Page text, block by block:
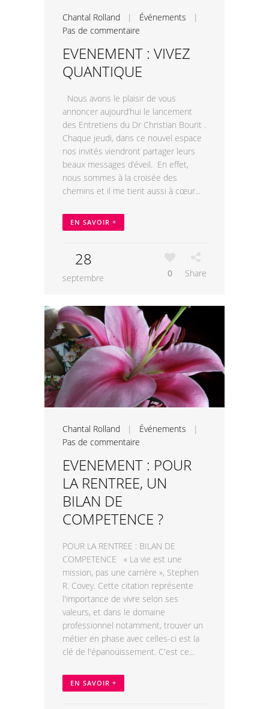
Chantal Rolland | Événements |
Pas de commentaire
EVENEMENT : VIVEZ
QUANTIQUE
Nous avons le plaisir de vous
annoncer aujourd’hui le lancement
des Entretiens du Dr Christian Bourit .
Chaque jeudi, dans ce nouvel espace
nos invités viendront partager leurs
beaux messages d’éveil. En effet,
nous sommes à la croisée des
chemins et il me tient aussi à cœur...
EN SAVOIR +
28
septembre 0 Share
Chantal Rolland | Événements |
Pas de commentaire
EVENEMENT : POUR
LA RENTREE, UN
BILAN DE
COMPETENCE ?
POUR LA RENTREE : BILAN DE
COMPETENCE « La vie est une
mission, pas une carrière », Stephen
R. Covey. Cette citation représente
l'importance de vivre selon ses
valeurs, et dans le domaine
professionnel notamment, trouver un
métier en phase avec celles-ci est la
clé de l'épanouissement. C'est ce...
EN SAVOIR +